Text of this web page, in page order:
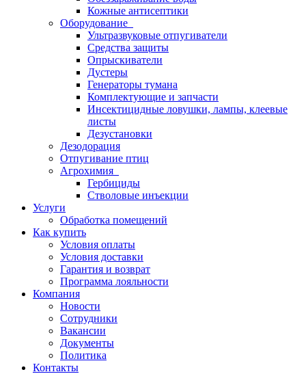
Кожные антисептики
Оборудование
Ультразвуковые отпугиватели
Средства защиты
Опрыскиватели
Дустеры
Генераторы тумана
Комплектующие и запчасти
Инсектицидные ловушки, лампы, клеевые
листы
Дезустановки
Дезодорация
Отпугивание птиц
Агрохимия
Гербициды
Стволовые инъекции
Услуги
Обработка помещений
Как купить
Условия оплаты
Условия доставки
Гарантия и возврат
Программа лояльности
Компания
Новости
Сотрудники
Вакансии
Документы
Политика
Контакты